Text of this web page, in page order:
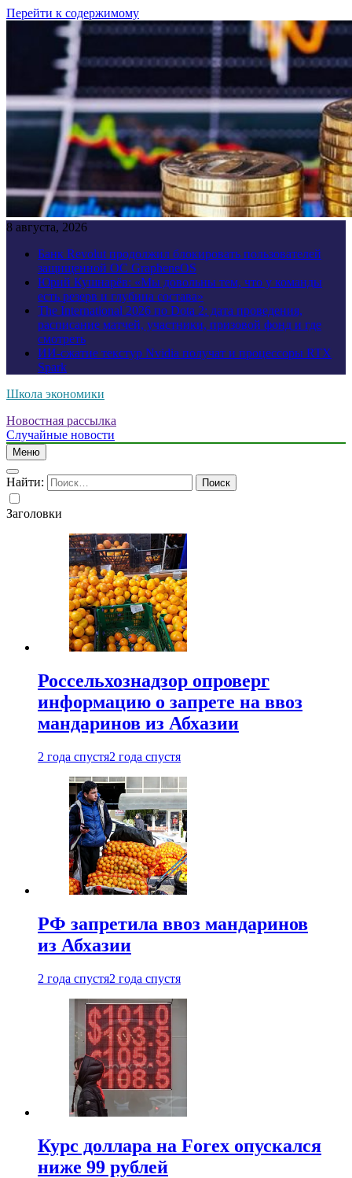
Перейти к содержимому
8 августа, 2026
Банк Revolut продолжил блокировать пользователей
защищенной ОС GrapheneOS
Юрий Кушнарёв: «Мы довольны тем, что у команды
есть резерв и глубина состава»
The International 2026 по Dota 2: дата проведения,
расписание матчей, участники, призовой фонд и где
смотреть
ИИ-сжатие текстур Nvidia получат и процессоры RTX
Spark
Школа экономики
Новостная рассылка
Случайные новости
Меню
Найти:
Заголовки
Россельхознадзор опроверг
информацию о запрете на ввоз
мандаринов из Абхазии
2 года спустя2 года спустя
РФ запретила ввоз мандаринов
из Абхазии
2 года спустя2 года спустя
Курс доллара на Forex опускался
ниже 99 рублей